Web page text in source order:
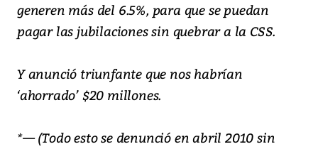
generen más del 6.5%, para que se puedan
pagar las jubilaciones sin quebrar a la CSS.
Y anunció triunfante que nos habrían
‘ahorrado’ $20 millones.
*— (Todo esto se denunció en abril 2010 sin